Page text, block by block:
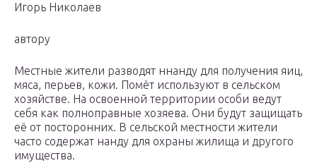
Игорь Николаев
автору
Местные жители разводят ннанду для получения яиц,
мяса, перьев, кожи. Помёт используют в сельском
хозяйстве. На освоенной территории особи ведут
себя как полноправные хозяева. Они будут защищать
её от посторонних. В сельской местности жители
часто содержат нанду для охраны жилища и другого
имущества.